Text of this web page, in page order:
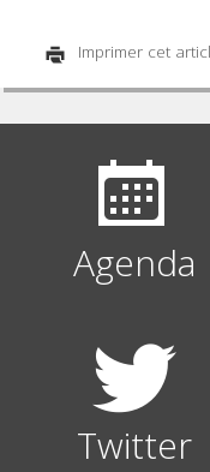
Imprimer cet
Agenda
Twitter